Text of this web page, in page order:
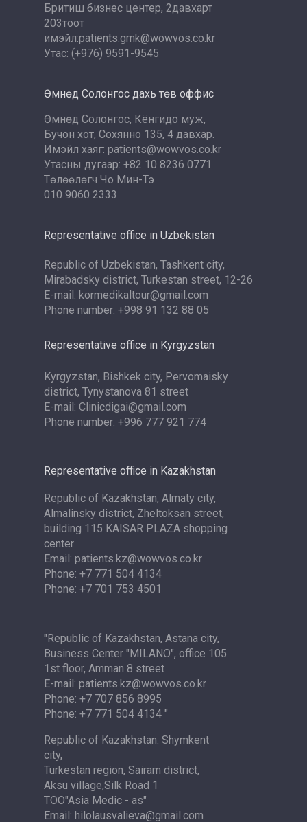
Өмнөд Солонгос дахь төв оффис
Representative office in Uzbekistan
Representative office in Kyrgyzstan
Өмнөд Солонгос, Кёнгидо муж,
Бучон хот, Сохянно 135, 4 давхар.
Имэйл хаяг: patients@wowvos.co.kr
Утасны дугаар: +82 10 8236 0771
Төлөөлөгч Чо Мин-Тэ
010 9060 2333
Republic of Uzbekistan, Tashkent city,
Mirabadsky district, Turkestan street, 12-26
E-mail: kormedikaltour@gmail.com
Phone number: +998 91 132 88 05
Kyrgyzstan, Bishkek city, Pervomaisky
district, Tynystanova 81 street
E-mail: Clinicdigai@gmail.com
Phone number: +996 777 921 774
Representative office in Kazakhstan
Republic of Kazakhstan, Almaty city,
Almalinsky district, Zheltoksan street,
building 115 KAISAR PLAZA shopping
center
Email: patients.kz@wowvos.co.kr
Phone: +7 771 504 4134
Phone: +7 701 753 4501
"Republic of Kazakhstan, Astana city,
Business Center "MILANO", office 105
1st floor, Amman 8 street
E-mail: patients.kz@wowvos.co.kr
Phone: +7 707 856 8995
Phone: +7 771 504 4134 "
Republic of Kazakhstan. Shymkent
city,
Turkestan region, Sairam district,
Aksu village,Silk Road 1
TOO"Asia Medic - as"
Email: hilolausvalieva@gmail.com
Бритиш бизнес центер, 2давхарт
203тоот
имэйл:patients.gmk@wowvos.co.kr
Утас: (+976) 9591-9545